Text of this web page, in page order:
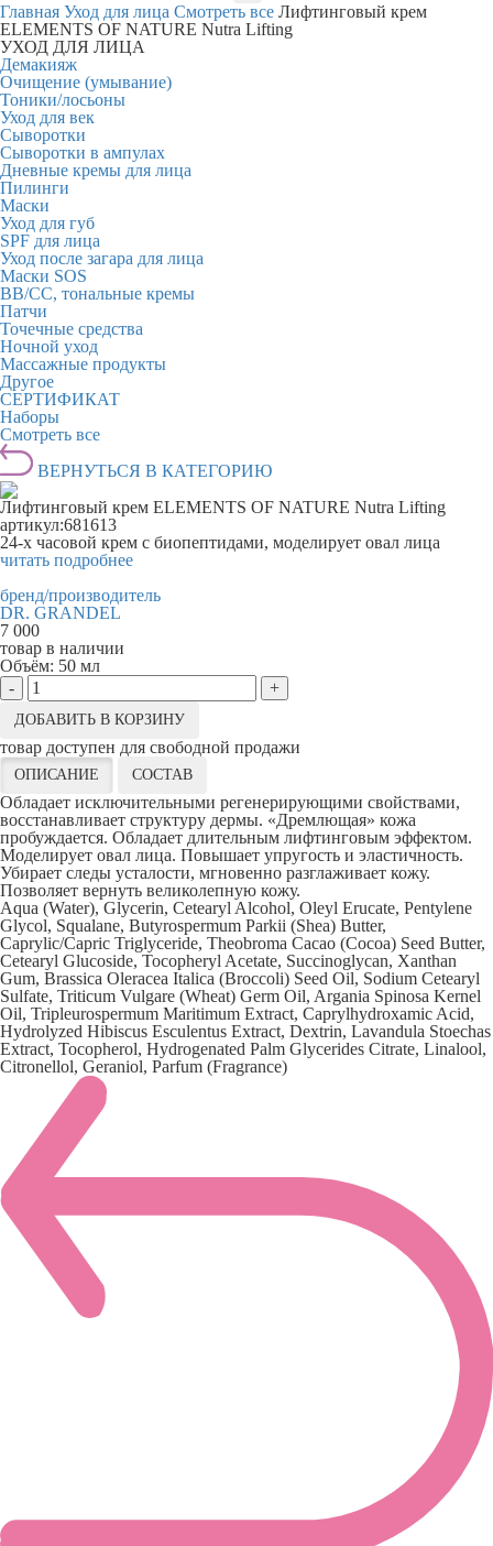
Главная Уход для лица Смотреть все Лифтинговый крем
ELEMENTS OF NATURE Nutra Lifting
УХОД ДЛЯ ЛИЦА
Демакияж
Очищение (умывание)
Тоники/лосьоны
Уход для век
Сыворотки
Сыворотки в ампулах
Дневные кремы для лица
Пилинги
Маски
Уход для губ
SPF для лица
Уход после загара для лица
Маски SOS
BB/CC, тональные кремы
Патчи
Точечные средства
Ночной уход
Массажные продукты
Другое
СЕРТИФИКАТ
Наборы
Смотреть все
ВЕРНУТЬСЯ В КАТЕГОРИЮ
Лифтинговый крем ELEMENTS OF NATURE Nutra Lifting
артикул:681613
24-х часовой крем с биопептидами, моделирует овал лица
читать подробнее
бренд/производитель
DR. GRANDEL
7 000
товар в наличии
Объём: 50 мл
-
+
ДОБАВИТЬ В КОРЗИНУ
товар доступен для свободной продажи
ОПИСАНИЕ СОСТАВ
Обладает исключительными регенерирующими свойствами,
восстанавливает структуру дермы. «Дремлющая» кожа
пробуждается. Обладает длительным лифтинговым эффектом.
Моделирует овал лица. Повышает упругость и эластичность.
Убирает следы усталости, мгновенно разглаживает кожу.
Позволяет вернуть великолепную кожу.
Aqua (Water), Glycerin, Cetearyl Alcohol, Oleyl Erucate, Pentylene
Glycol, Squalane, Butyrospermum Parkii (Shea) Butter,
Caprylic/Capric Triglyceride, Theobroma Cacao (Cocoa) Seed Butter,
Cetearyl Glucoside, Tocopheryl Acetate, Succinoglycan, Xanthan
Gum, Brassica Oleracea Italica (Broccoli) Seed Oil, Sodium Cetearyl
Sulfate, Triticum Vulgare (Wheat) Germ Oil, Argania Spinosa Kernel
Oil, Tripleurospermum Maritimum Extract, Caprylhydroxamic Acid,
Hydrolyzed Hibiscus Esculentus Extract, Dextrin, Lavandula Stoechas
Extract, Tocopherol, Hydrogenated Palm Glycerides Citrate, Linalool,
Citronellol, Geraniol, Parfum (Fragrance)